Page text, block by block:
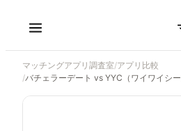
マッチングアプリ調査室/アプリ比較
/バチェラーデート vs YYC（ワイワイシー